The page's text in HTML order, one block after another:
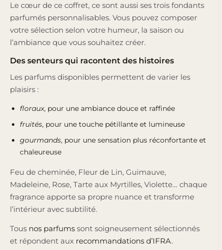
Le cœur de ce coffret, ce sont aussi ses trois fondants
parfumés personnalisables. Vous pouvez composer
votre sélection selon votre humeur, la saison ou
l’ambiance que vous souhaitez créer.
Des senteurs qui racontent des histoires
Les parfums disponibles permettent de varier les
plaisirs :
floraux, pour une ambiance douce et raffinée
fruités, pour une touche pétillante et lumineuse
gourmands, pour une sensation plus réconfortante et
chaleureuse
Feu de cheminée, Fleur de Lin, Guimauve,
Madeleine, Rose, Tarte aux Myrtilles, Violette… chaque
fragrance apporte sa propre nuance et transforme
l’intérieur avec subtilité.
Tous nos parfums sont soigneusement sélectionnés
et répondent aux recommandations d’IFRA.